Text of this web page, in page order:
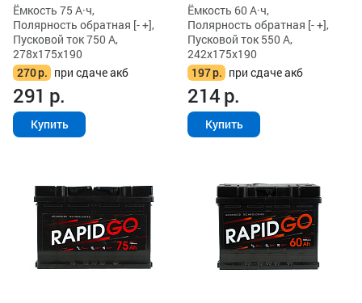
Ёмкость 75 А·ч,
Полярность обратная [- +],
Пусковой ток 750 А,
278x175x190
270р. при сдаче акб
291 р.
Купить
Ёмкость 60 А·ч,
Полярность обратная [- +],
Пусковой ток 550 А,
242x175x190
197р. при сдаче акб
214р.
Купить